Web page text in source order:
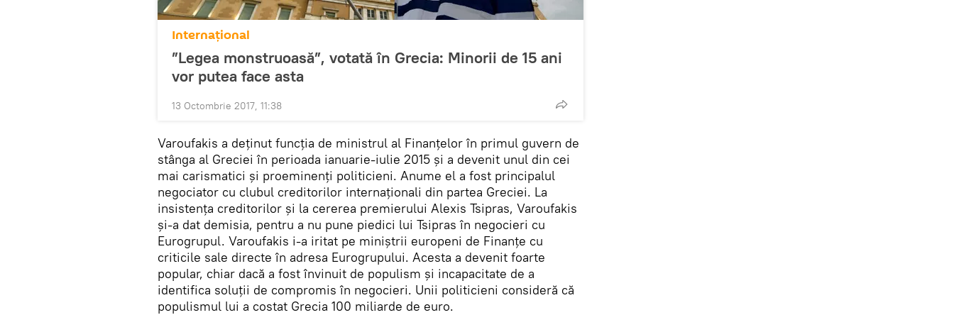
Internaţional
”Legea monstruoasă”, votată în Grecia: Minorii de 15 ani
vor putea face asta
13 Octombrie 2017, 11:38
Varoufakis a deținut funcția de ministrul al Finanțelor în primul guvern de
stânga al Greciei în perioada ianuarie-iulie 2015 și a devenit unul din cei
mai carismatici și proeminenți politicieni. Anume el a fost principalul
negociator cu clubul creditorilor internaționali din partea Greciei. La
insistența creditorilor și la cererea premierului Alexis Tsipras, Varoufakis
și-a dat demisia, pentru a nu pune piedici lui Tsipras în negocieri cu
Eurogrupul. Varoufakis i-a iritat pe miniștrii europeni de Finanțe cu
criticile sale directe în adresa Eurogrupului. Acesta a devenit foarte
popular, chiar dacă a fost învinuit de populism și incapacitate de a
identifica soluții de compromis în negocieri. Unii politicieni consideră că
populismul lui a costat Grecia 100 miliarde de euro.